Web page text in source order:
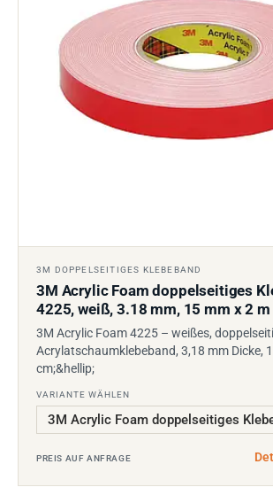
3M DOPPELSEITIGES KLEBEBAND
3M Acrylic Foam doppelseitiges
4225, weiß, 3.18 mm, 15 mm x 2 m
3M Acrylic Foam 4225 – weißes,
Acrylatschaumklebeband, 3,18 mm Dicke,
cm;&hellip;
VARIANTE WÄHLEN
PREIS AUF ANFRAGE